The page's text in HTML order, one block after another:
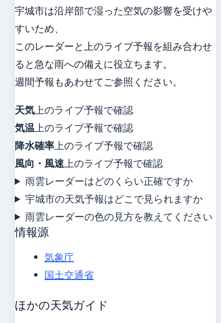
宇城市は沿岸部で湿った空気の影響を受けや
すいため、
このレーダーと上のライブ予報を組み合わせ
ると急な雨への備えに役立ちます。
週間予報もあわせてご参照ください。
天気上のライブ予報で確認
気温上のライブ予報で確認
降水確率上のライブ予報で確認
風向・風速上のライブ予報で確認
雨雲レーダーはどのくらい正確ですか
宇城市の天気予報はどこで見られますか
雨雲レーダーの色の見方を教えてください
情報源
気象庁
国土交通省
ほかの天気ガイド